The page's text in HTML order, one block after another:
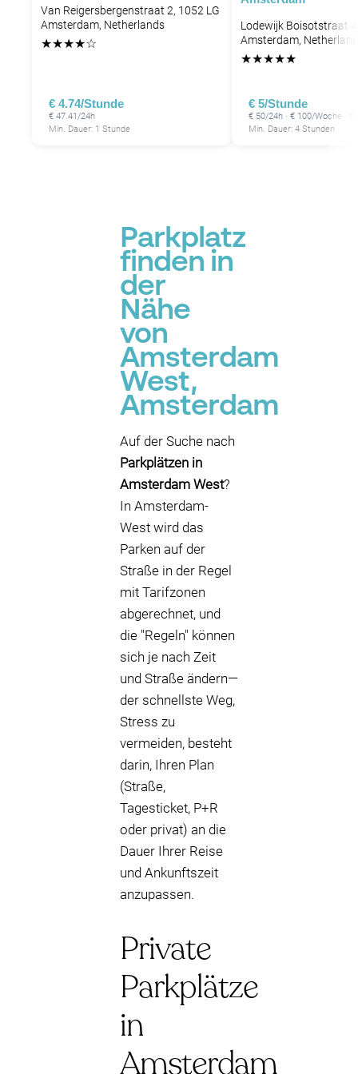
P
P
P
P
Van Reigersbergenstraat 2, 1052 LG
Amsterdam, Netherlands
★★★★☆
€ 4.74/Stunde
€ 47.41/24h
Min. Dauer: 1 Stunde
Lodewijk Boisotstraat
Amsterdam,
★★★★★
€ 5/Stunde
€ 50/24h · € 100/Woche ·
Min. Dauer: 4 Stunden
Parkplatz
finden in
der
Nähe
von
Amsterdam
West,
Amsterdam
Auf der Suche nach
Parkplätzen in
Amsterdam West?
In Amsterdam-
West wird das
Parken auf der
Straße in der Regel
mit Tarifzonen
abgerechnet, und
die "Regeln" können
sich je nach Zeit
und Straße ändern—
der schnellste Weg,
Stress zu
vermeiden, besteht
darin, Ihren Plan
(Straße,
Tagesticket, P+R
oder privat) an die
Dauer Ihrer Reise
und Ankunftszeit
anzupassen.
Private
Parkplätze
in
Amsterdam